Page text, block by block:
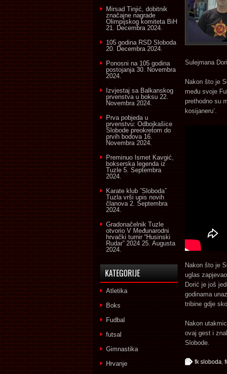
Sulejmana
Nakon što je
među svoje
prethodno su
kosijaneru’.
Nakon što je
uglas
Dorić je još
godinama
tribine gdje
Nakon
ovaj gest i
Slobode.
fk sloboda
Mirsad Tinjić, dobitnik
značajne nagrade
Olimpijskog komiteta BiH
21. Decembra 2024.
105 godina RSD Sloboda
20. Decembra 2024.
Ponosni na 105 godina
postojanja 30. Novembra
2024.
Izvjestaj sa Balkanskog
prvenstva u boksu 22.
Novembra 2024.
Prva pobjeda u
prvenstvu: Odbojkašice
Slobode preokretom do
prvih bodova 16.
Novembra 2024.
Preminuo Ismet Kavgić,
bokserska legenda iz
Tuzle 5. Septembra
2024.
Karate klub ˝Sloboda˝
Tuzla vrši upis novih
članova 2. Septembra
2024.
Gradonačelnik Tuzle
otvorio V Međunarodni
hrvački turnir “Husinski
Rudar” 2024 25. Augusta
2024.
KATEGORIJE
Atletika
Boks
Fudbal
futsal
Gimnastika
Hrvanje